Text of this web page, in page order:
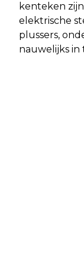
kenteken
elektrische
plussers,
nauwelijks in